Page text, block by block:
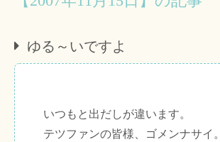
ゆる～いですよ
いつもと出だしが違います。
テツファンの皆様、ゴメンナサイ。